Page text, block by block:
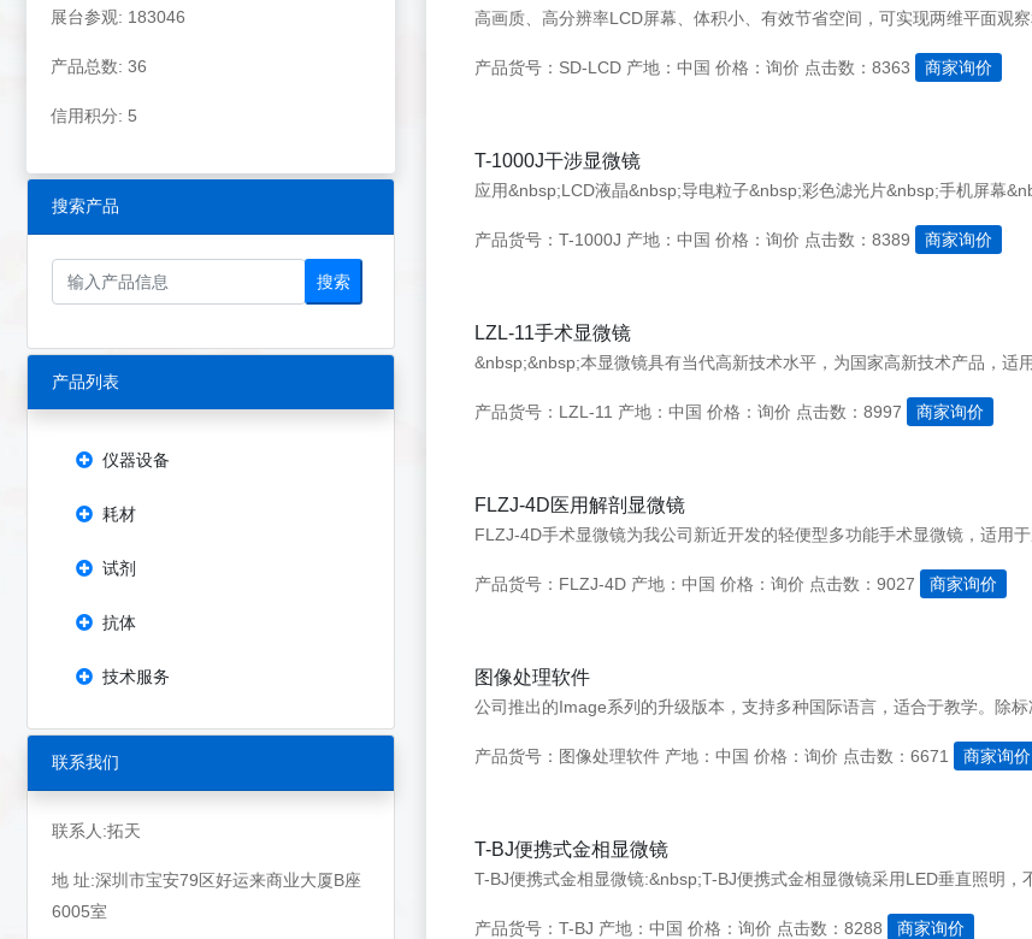
展台参观: 183046
产品总数: 36
信用积分: 5
搜索产品
搜索
产品列表
仪器设备
耗材
试剂
抗体
技术服务
联系我们
联系人:拓天
地 址:深圳市宝安79区好运来商业大厦B座
6005室
产品货号：SD-LCD 产地：中国 价格：询价 点击数：8363 商家询价
T-1000J干涉显微镜
产品货号：T-1000J 产地：中国 价格：询价 点击数：8389 商家询价
LZL-11手术显微镜
产品货号：LZL-11 产地：中国 价格：询价 点击数：8997 商家询价
FLZJ-4D医用解剖显微镜
产品货号：FLZJ-4D 产地：中国 价格：询价 点击数：9027 商家询价
图像处理软件
产品货号：图像处理软件 产地：中国 价格：询价 点击数：6671 商家询价
T-BJ便携式金相显微镜
产品货号：T-BJ 产地：中国 价格：询价 点击数：8288 商家询价